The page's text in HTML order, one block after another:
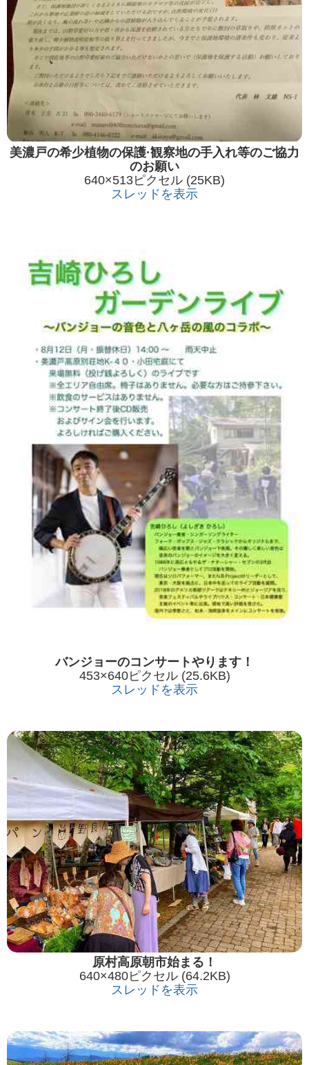
美濃戸の希少植物の保護·観察地の手入れ等のご協力
のお願い
640×513ピクセル (25KB)
スレッドを表示
バンジョーのコンサートやります！
453×640ピクセル (25.6KB)
スレッドを表示
原村高原朝市始まる！
640×480ピクセル (64.2KB)
スレッドを表示